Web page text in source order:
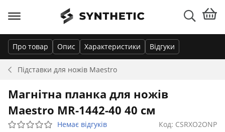
Підставки для ножів Maestro
Про товар Опис Характеристики Відгуки
Магнітна планка для ножів
Maestro MR-1442-40 40 см
Немає відгуків Код: CSRXO2ONP